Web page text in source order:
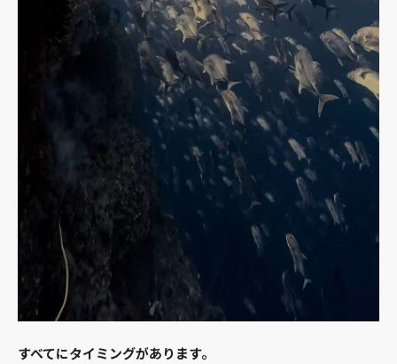
すべてにタイミングがあります。